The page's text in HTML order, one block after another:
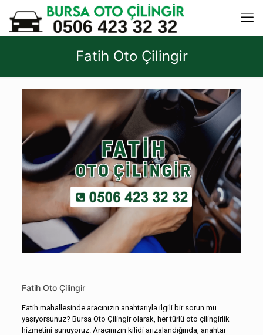
Fatih Oto Çilingir
Fatih Oto Çilingir
Fatih mahallesinde aracınızın anahtarıyla ilgili bir sorun mu
yaşıyorsunuz? Bursa Oto Çilingir olarak, her türlü oto çilingirlik
hizmetini sunuyoruz. Aracınızın kilidi arızalandığında, anahtar